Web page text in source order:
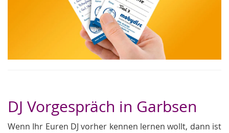
DJ Vorgespräch in Garbsen
Wenn Ihr Euren DJ vorher kennen lernen wollt, dann ist